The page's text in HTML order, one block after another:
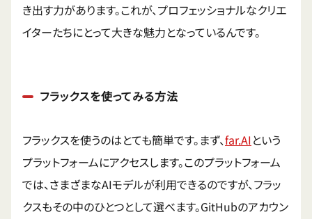
き出す力があります。これが、プロフェッショナルなクリエ
イターたちにとって大きな魅力となっているんです。
フラックスを使ってみる方法
フラックスを使うのはとても簡単です。まず、far.AI という
プラットフォームにアクセスします。このプラットフォーム
では、さまざまなAIモデルが利用できるのですが、フラッ
クスもその中のひとつとして選べます。GitHubのアカウン